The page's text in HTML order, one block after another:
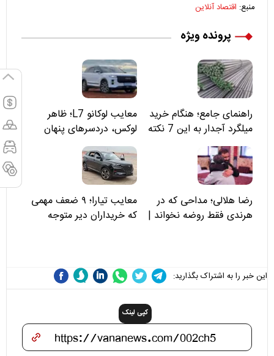
منبع: اقتصاد آنلاین
پرونده ویژه
راهنمای جامع؛ هنگام خرید
میلگرد آجدار به این 7 نکته
توجه کنید
معایب لوکانو L7؛ ظاهر
لوکس، دردسرهای پنهان
رضا هلالی؛ مداحی که در
هرندی فقط روضه نخواند |
معایب تیارا؛ ۹ ضعف مهمی
که خریداران دیر متوجه
این خبر را به اشتراک بگذارید:
کپی لینک